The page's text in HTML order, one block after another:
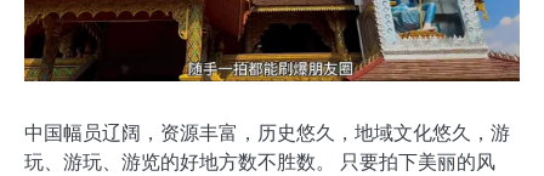
中国幅员辽阔，资源丰富，历史悠久，地域文化悠久，游
玩、游玩、游览的好地方数不胜数。 只要拍下美丽的风